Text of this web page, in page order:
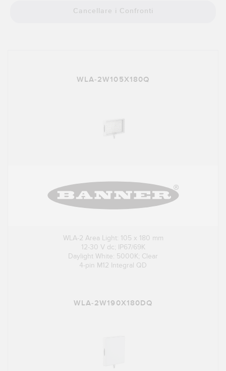
Cancellare i Confronti
WLA-2W105X180Q
WLA-2 Area Light: 105 x 180 mm
12-30 V dc; IP67/69K
Daylight White: 5000K; Clear
4-pin M12 Integral QD
WLA-2W190X180DQ